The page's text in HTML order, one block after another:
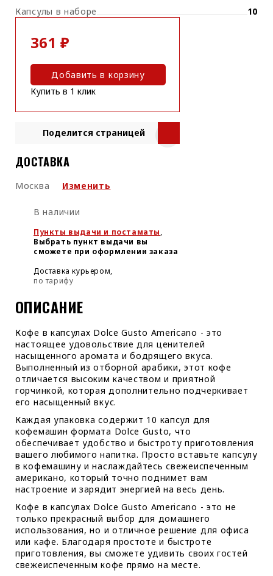
Капсулы в наборе
10
361 ₽
Добавить в корзину
Купить в 1 клик
Поделится страницей
ДОСТАВКА
Москва Изменить
В наличии
Пункты выдачи и постаматы,
Выбрать пункт выдачи вы
сможете при оформлении заказа
Доставка курьером,
по тарифу
ОПИСАНИЕ
Кофе в капсулах Dolce Gusto Americano - это
настоящее удовольствие для ценителей
насыщенного аромата и бодрящего вкуса.
Выполненный из отборной арабики, этот кофе
отличается высоким качеством и приятной
горчинкой, которая дополнительно подчеркивает
его насыщенный вкус.
Каждая упаковка содержит 10 капсул для
кофемашин формата Dolce Gusto, что
обеспечивает удобство и быстроту приготовления
вашего любимого напитка. Просто вставьте капсулу
в кофемашину и наслаждайтесь свежеиспеченным
американо, который точно поднимет вам
настроение и зарядит энергией на весь день.
Кофе в капсулах Dolce Gusto Americano - это не
только прекрасный выбор для домашнего
использования, но и отличное решение для офиса
или кафе. Благодаря простоте и быстроте
приготовления, вы сможете удивить своих гостей
свежеиспеченным кофе прямо на месте.